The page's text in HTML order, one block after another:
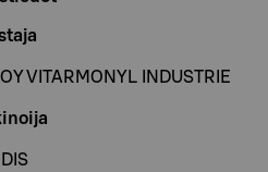
VITARMONYL INDUSTRIE